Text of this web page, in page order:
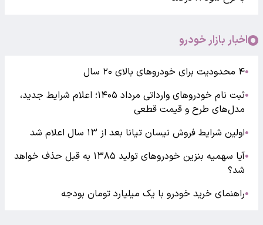
اخبار بازار خودرو
●۴ محدودیت برای خودروهای بالای ۲۰ سال
●
ثبت نام خودروهای وارداتی مرداد ۱۴۰۵؛ اعلام شرایط جدید،
مدل‌های طرح و قیمت قطعی
●اولین شرایط فروش نیسان تیانا بعد از ۱۳ سال اعلام شد
●
آیا سهمیه بنزین خودروهای تولید ۱۳۸۵ به قبل حذف خواهد
شد؟
●راهنمای خرید خودرو با یک میلیارد تومان بودجه